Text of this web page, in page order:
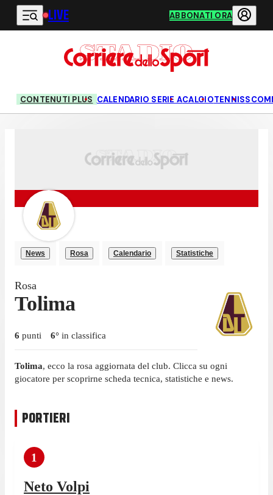
Vai al contenuto principale
LIVE ABBONATI ORA
CONTENUTI PLUS CALENDARIO SERIE ACALCIOTENNIS
News Rosa Calendario Statistiche
Rosa
Tolima
6 punti 6° in classifica
Tolima, ecco la rosa aggiornata del club. Clicca su ogni
giocatore per scoprirne scheda tecnica, statistiche e news.
PORTIERI
1
Neto Volpi